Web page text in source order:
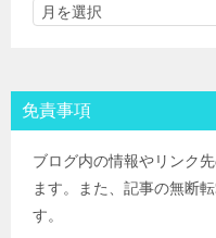
ＳＭＢＣ日興証券
岡三証券IPOﾙｰﾙ
ＧＭＯクリック証券
アイザワ証券IPOﾙｰﾙ
むさし証券
IPOﾙｰﾙ
マネックス証券
免責事項
ブログ内の情報やリンク
ます。また、記事の無断
す。